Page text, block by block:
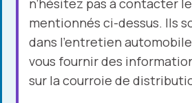
n’hésitez pas à contacter
mentionnés ci-dessus. Ils
dans l’entretien
vous fournir des
sur la courroie de